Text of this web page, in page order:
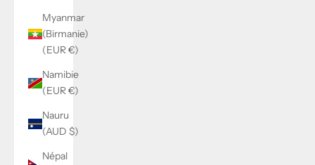
Myanmar
(Birmanie)
(EUR €)
Namibie
(EUR €)
Nauru
(AUD $)
Népal